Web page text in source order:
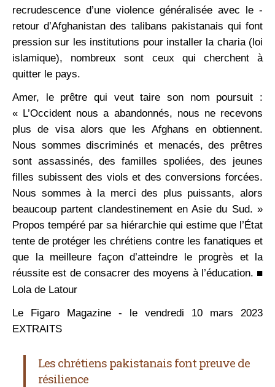
recrudescence d’une violence généralisée avec le ­
retour d’Afghanistan des talibans ­pakistanais qui font
pression sur les institutions pour installer la charia (loi
islamique), nombreux sont ceux qui cherchent à
quitter le pays.
Amer, le prêtre qui veut taire son nom poursuit :
« L’Occident nous a abandonnés, nous ne recevons
plus de visa alors que les Afghans en obtiennent.
Nous sommes discriminés et menacés, des prêtres
sont assassinés, des familles spoliées, des jeunes
filles subissent des viols et des conversions forcées.
Nous sommes à la merci des plus puissants, alors
beaucoup partent clandestinement en Asie du Sud. »
Propos tempéré par sa hiérarchie qui estime que l’État
tente de protéger les chrétiens contre les fanatiques et
que la meilleure ­façon d’atteindre le progrès et la
réussite est de consacrer des moyens à l’éducation. ■
Lola de Latour
Le Figaro Magazine - le vendredi 10 mars 2023
EXTRAITS
Les chrétiens pakistanais font preuve de
résilience